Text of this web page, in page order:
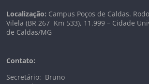
Localização: Campus Poços de Caldas.
Vilela (BR 267 Km 533), 11.999 – Cidade
de Caldas/MG
Contato:
Secretário: Bruno